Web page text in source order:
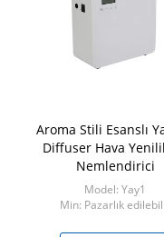
Aroma Stili Esanslı
Diffuser Hava
Nemlendirici
Model: Yay1
Min: Pazarlık